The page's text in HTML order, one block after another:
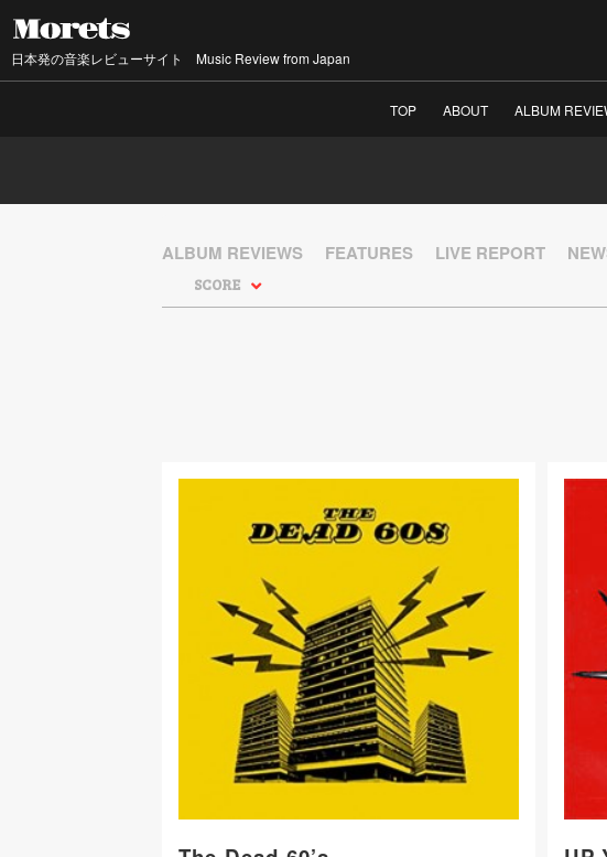
日本発の音楽レビューサイト Music Review from Japan
TOP ABOUT ALBUM
ALBUM REVIEWS
SCORE
FEATURES LIVE REPORT